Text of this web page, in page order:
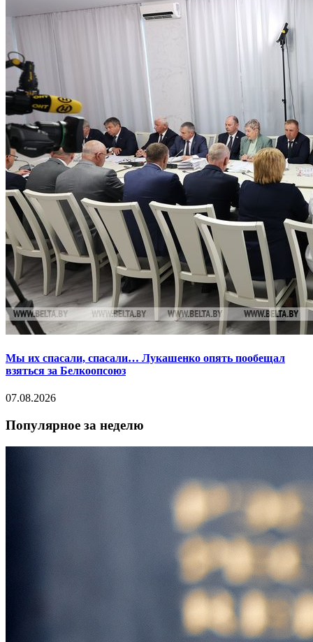
Мы их спасали, спасали… Лукашенко опять пообещал
взяться за Белкоопсоюз
07.08.2026
Популярное за неделю